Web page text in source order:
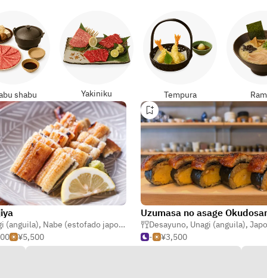
shabu Yakiniku Tempura
(tortuga)
(anguila), Nabe (estofado japonés)
Cocina de Kioto
¥5,500
Uzumasa no asage
Desayuno, Unagi (anguila),
-
¥3,500